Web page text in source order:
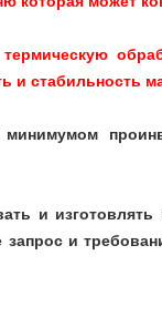
и стабильность
и
и